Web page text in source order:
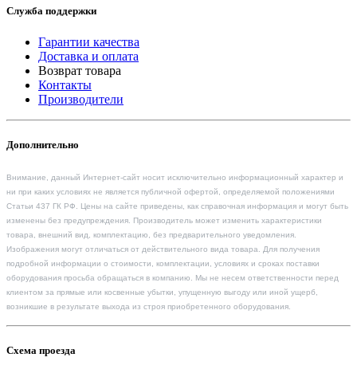
Служба поддержки
Гарантии качества
Доставка и оплата
Возврат товара
Контакты
Производители
Дополнительно
Внимание, данный Интернет-сайт носит исключительно информационный характер и
ни при каких условиях не является публичной офертой, определяемой положениями
Статьи 437 ГК РФ. Цены на сайте приведены, как справочная информация и могут быть
изменены без предупреждения. Производитель может изменить характеристики
товара, внешний вид, комплектацию, без предварительного уведомления.
Изображения могут отличаться от действительного вида товара. Для получения
подробной информации о стоимости, комплектации, условиях и сроках поставки
оборудования просьба обращаться в компанию. Мы не несем ответственности перед
клиентом за прямые или косвенные убытки, упущенную выгоду или иной ущерб,
возникшие в результате выхода из строя приобретенного оборудования.
Схема проезда